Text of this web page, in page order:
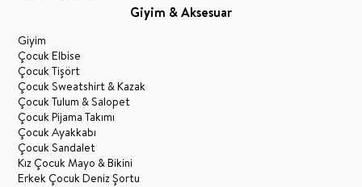
Giyim & Aksesuar
Giyim
Çocuk Elbise
Çocuk Tişört
Çocuk Sweatshirt & Kazak
Çocuk Tulum & Salopet
Çocuk Pijama Takımı
Çocuk Ayakkabı
Çocuk Sandalet
Kız Çocuk Mayo & Bikini
Erkek Çocuk Deniz Şortu